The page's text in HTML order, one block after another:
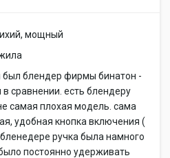
мощный
был блендер фирмы бинатон -
в сравнении. есть блендеру
самая плохая модель. сама
удобная кнопка включения (
ручка была намного
постоянно удерживать